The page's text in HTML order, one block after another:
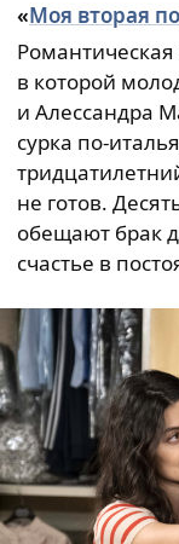
«Моя вторая
в которой
и Алессандра
сурка по-
не готов.
обещают брак
счастье в